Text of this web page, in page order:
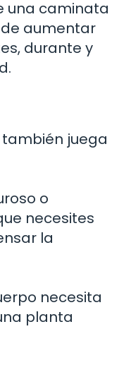
una caminata
aumentar
durante y
también juega
o
necesites
la
necesita
planta